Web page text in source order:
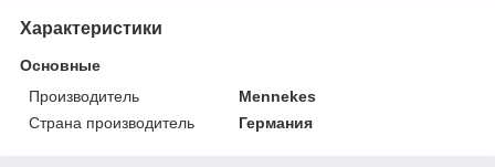
Характеристики
Основные
Производитель
Mennekes
Страна производитель
Германия